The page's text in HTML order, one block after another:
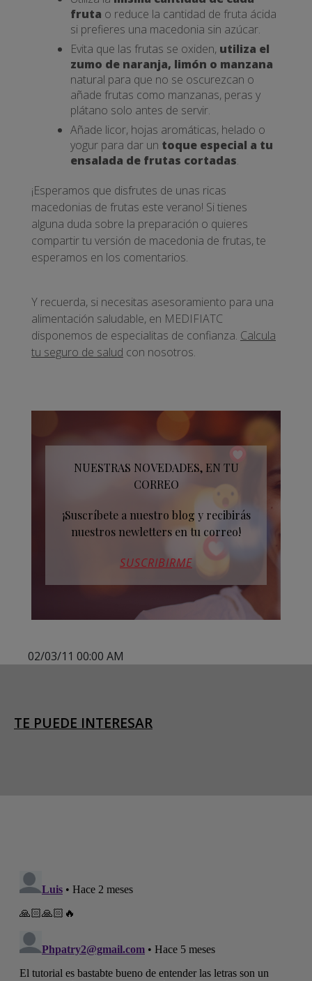
fruta o reduce la cantidad de fruta ácida
si prefieres una macedonia sin azúcar.
Evita que las frutas se oxiden, utiliza el
zumo de naranja, limón o manzana
natural para que no se oscurezcan o
añade frutas como manzanas, peras y
plátano solo antes de servir.
Añade licor, hojas aromáticas, helado o
yogur para dar un toque especial a tu
ensalada de frutas cortadas.
¡Esperamos que disfrutes de unas ricas
macedonias de frutas este verano! Si tienes
alguna duda sobre la preparación o quieres
compartir tu versión de macedonia de frutas, te
esperamos en los comentarios.
Y recuerda, si necesitas asesoramiento para una
alimentación saludable, en MEDIFIATC
disponemos de especialitas de confianza. Calcula
tu seguro de salud con nosotros.
NUESTRAS NOVEDADES, EN TU
CORREO
¡Suscríbete a nuestro blog y recibirás
nuestros newletters en tu correo!
SUSCRIBIRME
02/03/11 00:00 AM
TE PUEDE INTERESAR